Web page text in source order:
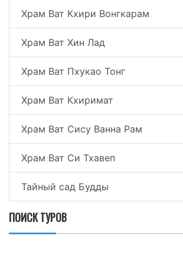
Храм Ват Кхири Вонгкарам
Храм Ват Хин Лад
Храм Ват Пхукао Тонг
Храм Ват Кхиримат
Храм Ват Сису Ванна Рам
Храм Ват Си Тхавеп
Тайный сад Будды
ПОИСК ТУРОВ